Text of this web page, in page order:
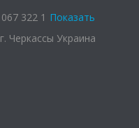
067 322 1 Показать
г. Черкассы Украина